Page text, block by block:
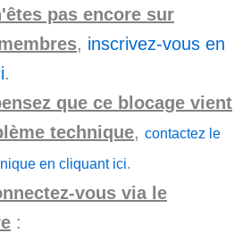
pas encore sur
, inscrivez-vous en
.
que ce blocage vient
technique, contactez le
en cliquant ici.
vous via le
: